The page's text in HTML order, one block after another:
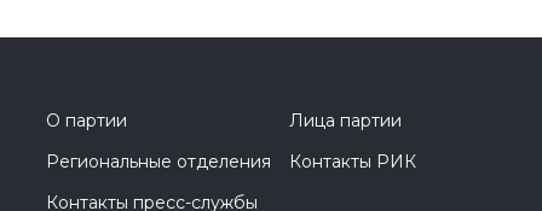
О партии
Лица партии
Региональные отделения
Контакты РИК
Контакты пресс-службы